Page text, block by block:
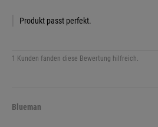
Produkt passt perfekt.
1 Kunden fanden diese Bewertung hilfreich.
Blueman